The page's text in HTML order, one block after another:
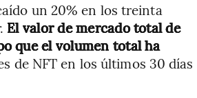
un 20% en los treinta
. El valor de mercado total de
que el volumen total ha
de NFT en los últimos 30 días